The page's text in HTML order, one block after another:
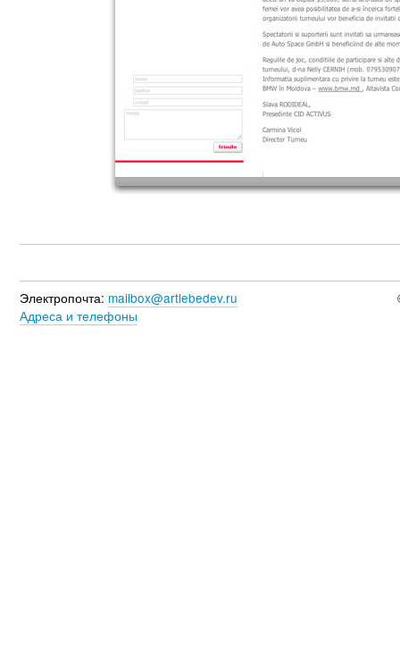
Электропочта: mailbox@artlebedev.ru
Адреса и телефоны